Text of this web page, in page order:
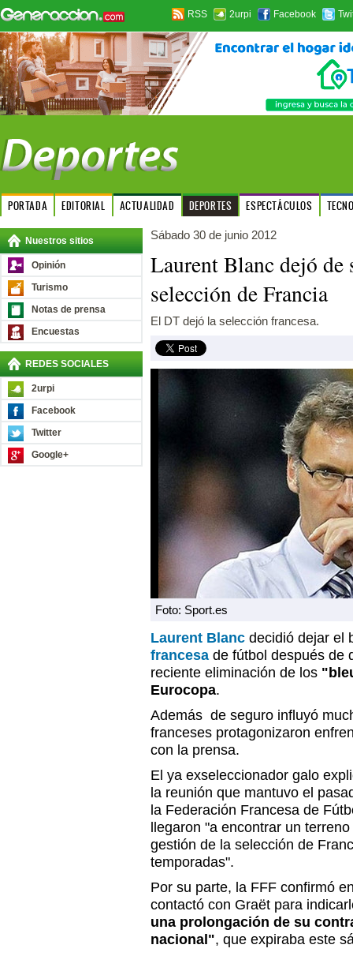
RSS 2urpi Facebook
PORTADA EDITORIAL ACTUALIDAD DEPORTES ESPECTÁCULOS
Nuestros sitios
Opinión
Turismo
Notas de prensa
Encuestas
REDES SOCIALES
2urpi
Facebook
Twitter
Google+
Sábado 30 de junio 2012
Laurent Blanc dejó de
selección de Francia
El DT dejó la selección francesa.
Foto: Sport.es
Laurent Blanc decidió dejar el
francesa de fútbol después de
reciente eliminación de los
Eurocopa.
Además de seguro influyó
franceses protagonizaron
con la prensa.
El ya exseleccionador galo
la reunión que mantuvo el
la Federación Francesa de
llegaron "a encontrar un
gestión de la selección de
temporadas".
Por su parte, la FFF confirmó
contactó con Graët para
una prolongación de su
nacional", que expiraba este